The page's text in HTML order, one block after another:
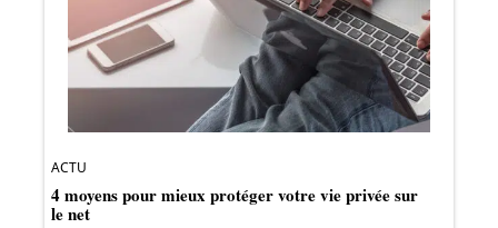
ACTU
4 moyens pour mieux protéger votre vie privée sur
le net